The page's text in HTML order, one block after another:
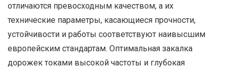
отличаются превосходным качеством, а их
технические параметры, касающиеся прочности,
устойчивости и работы соответствуют наивысшим
европейским стандартам. Оптимальная закалка
дорожек токами высокой частоты и глубокая